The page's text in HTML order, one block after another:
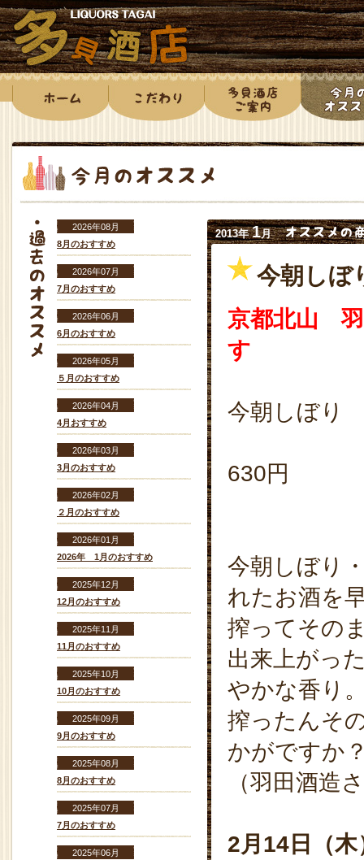
2013年1月
今朝し
京都北山 羽
す
今朝しぼ
630円
今朝しぼり
れたお酒を
搾ってその
出来上がっ
やかな香り
搾ったんそ
かがですか
（羽田酒造
2月14日（
2026年08月
8月のおすすめ
2026年07月
7月のおすすめ
2026年06月
6月のおすすめ
2026年05月
５月のおすすめ
2026年04月
4月おすすめ
2026年03月
3月のおすすめ
2026年02月
２月のおすすめ
2026年01月
2026年 1月のおすすめ
2025年12月
12月のおすすめ
2025年11月
11月のおすすめ
2025年10月
10月のおすすめ
2025年09月
9月のおすすめ
2025年08月
8月のおすすめ
2025年07月
7月のおすすめ
2025年06月